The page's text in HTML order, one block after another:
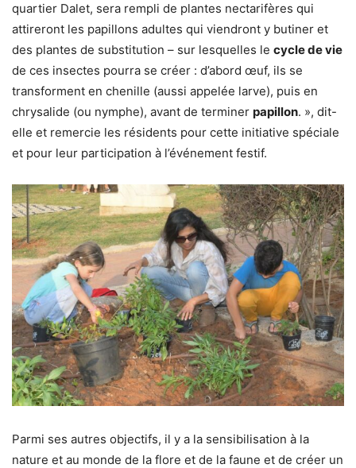
quartier Dalet, sera rempli de plantes nectarifères qui
attireront les papillons adultes qui viendront y butiner et
des plantes de substitution – sur lesquelles le cycle de vie
de ces insectes pourra se créer : d’abord œuf, ils se
transforment en chenille (aussi appelée larve), puis en
chrysalide (ou nymphe), avant de terminer papillon. », dit-
elle et remercie les résidents pour cette initiative spéciale
et pour leur participation à l’événement festif.
Parmi ses autres objectifs, il y a la sensibilisation à la
nature et au monde de la flore et de la faune et de créer un